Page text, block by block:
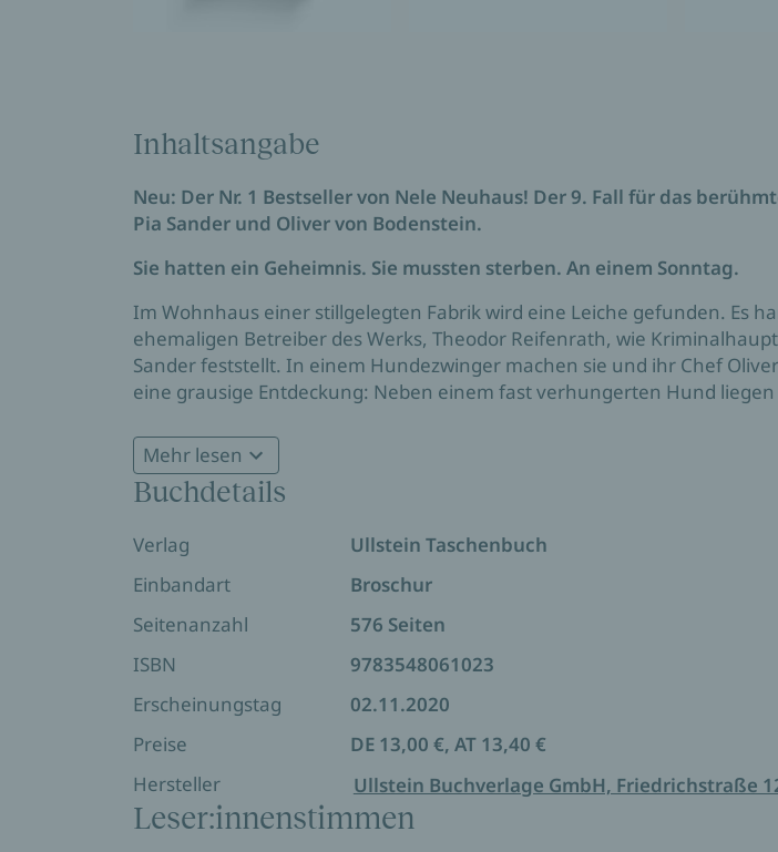
Inhaltsangabe
Neu: Der Nr. 1 Bestseller von Nele Neuhaus! Der 9. Fall für das
Pia Sander und Oliver von Bodenstein.
Sie hatten ein Geheimnis. Sie mussten sterben. An einem Sonntag.
Im Wohnhaus einer stillgelegten Fabrik wird eine Leiche gefunden. Es
ehemaligen Betreiber des Werks, Theodor Reifenrath, wie
Sander feststellt. In einem Hundezwinger machen sie und ihr Chef
eine grausige Entdeckung: Neben einem fast verhungerten Hund
zutage. Reifenrath lebte sehr zurückgezogen, seit sich zwanzig Jahre
das Leben nahm. Im Dorf will niemand glauben, dass er ein Serienmörder
Jahren ermordet wurden. Alle waren Frauen. Alle verschwanden an
ist Anfang Mai.
*** Ein Krimi, der unter die Haut geht … Pflichtlektüre für alle Nele-
Mehr lesen
Buchdetails
Verlag
Ullstein Taschenbuch
Einbandart
Broschur
Seitenanzahl
576 Seiten
ISBN
9783548061023
Erscheinungstag
02.11.2020
Preise
DE 13,00 €, AT 13,40 €
Hersteller
Ullstein Buchverlage GmbH, Friedrichstraße
Leser:innenstimmen